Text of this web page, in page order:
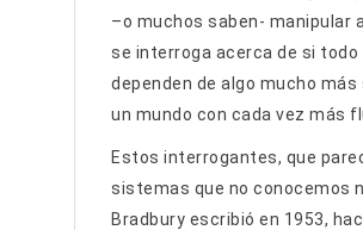
–o muchos saben- manipular
se interroga acerca de si todo
dependen de algo mucho
un mundo con cada vez más
Estos interrogantes, que
sistemas que no conocemos
Bradbury escribió en 1953,